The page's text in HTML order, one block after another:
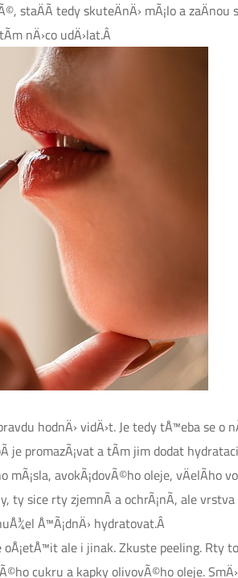
staÄÃ­ tedy skuteÄnÄ› mÃ¡lo a zaÄnou
nÄ›co udÄ›lat.Â
hodnÄ› vidÄ›t. Je tedy tÅ™eba se o
promazÃ¡vat a tÃ­m jim dodat
avokÃ¡dovÃ©ho oleje, vÄelÃ­ho
sice rty zjemnÃ­ a ochrÃ¡nÃ­, ale
Å™Ã¡dnÄ› hydratovat.Â
ale i jinak. Zkuste peeling. Rty
cukru a kapky olivovÃ©ho oleje.